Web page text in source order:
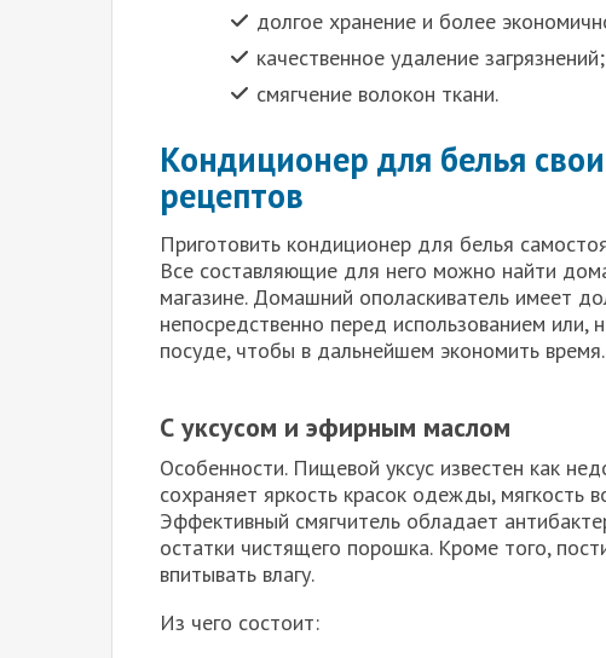
долгое хранение и более
качественное удаление загрязнений;
смягчение волокон ткани.
Кондиционер для белья
рецептов
Приготовить кондиционер для белья
Все составляющие для него можно найти
магазине. Домашний ополаскиватель имеет
непосредственно перед использованием или,
посуде, чтобы в дальнейшем экономить время.
С уксусом и эфирным маслом
Особенности. Пищевой уксус известен как
сохраняет яркость красок одежды,
Эффективный смягчитель обладает
остатки чистящего порошка. Кроме того,
впитывать влагу.
Из чего состоит: